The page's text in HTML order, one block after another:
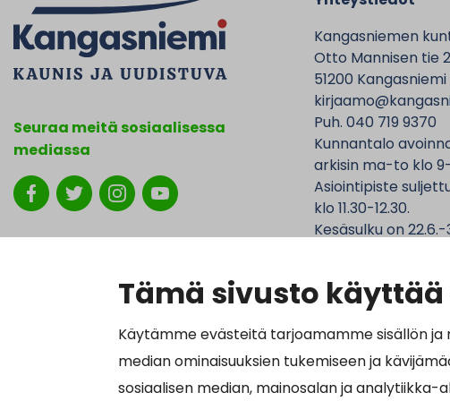
Tämä sivusto
Käytämme evästeitä tarjoamamme sisällön ja
median ominaisuuksien tukemiseen ja
sosiaalisen median, mainosalan ja
Seuraa meitä sosiaalisessa
mediassa
Kangasniemen
Otto Mannisen tie 2
51200 Kangasniemi
Puh. 040 719 9370
Kunnantalo
arkisin ma-to klo 9-
Asiointipiste
klo 11.30-12.30.
Kesäsulku on 22.6.-
Laskutustiedot: